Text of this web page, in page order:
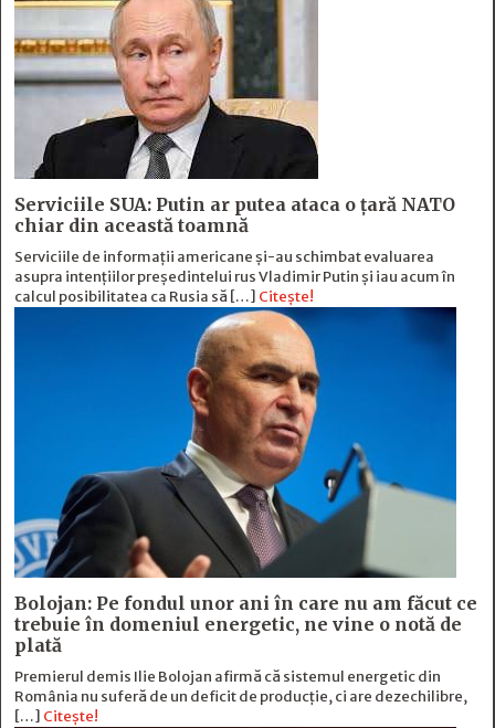
Serviciile SUA: Putin ar putea ataca o țară NATO
chiar din această toamnă
Serviciile de informații americane și-au schimbat evaluarea
asupra intențiilor președintelui rus Vladimir Putin și iau acum în
calcul posibilitatea ca Rusia să […] Citește!
Bolojan: Pe fondul unor ani în care nu am făcut ce
trebuie în domeniul energetic, ne vine o notă de
plată
Premierul demis Ilie Bolojan afirmă că sistemul energetic din
România nu suferă de un deficit de producţie, ci are dezechilibre,
[…] Citește!